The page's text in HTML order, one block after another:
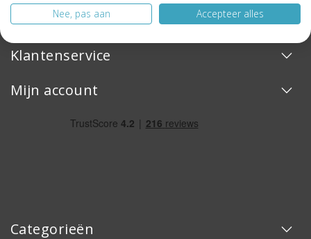
Klantenservice
Mijn account
Categorieën
Nee, pas aan Accepteer alles